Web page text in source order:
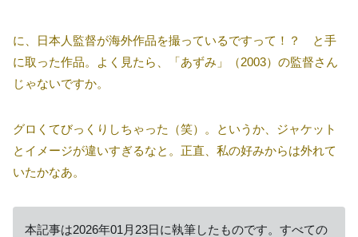
に、日本人監督が海外作品を撮っているですって！？ と手
に取った作品。よく見たら、「あずみ」（2003）の監督さん
じゃないですか。
グロくてびっくりしちゃった（笑）。というか、ジャケット
とイメージが違いすぎるなと。正直、私の好みからは外れて
いたかなあ。
本記事は2026年01月23日に執筆したものです。すべての